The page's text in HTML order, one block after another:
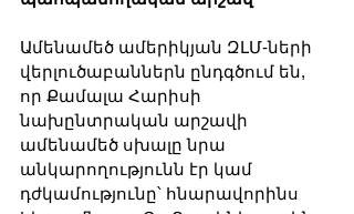
Ամենամեծ ամերիկյան ԶԼՄ-ների
վերլուծաբաններն ընդգծում են,
որ Քամալա Հարիսի
նախընտրական արշավի
ամենամեծ սխալը նրա
անկարողությունն էր կամ
դժկամությունը՝ հնարավորինս